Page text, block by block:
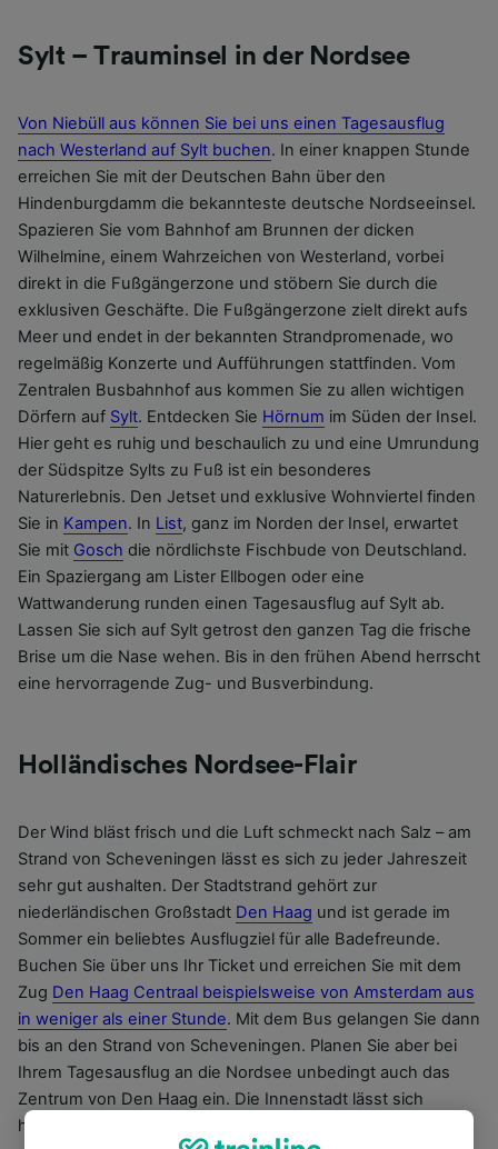
Sylt – Trauminsel in der Nordsee
Von Niebüll aus können Sie bei uns einen Tagesausflug
nach Westerland auf Sylt buchen. In einer knappen Stunde
erreichen Sie mit der Deutschen Bahn über den
Hindenburgdamm die bekannteste deutsche Nordseeinsel.
Spazieren Sie vom Bahnhof am Brunnen der dicken
Wilhelmine, einem Wahrzeichen von Westerland, vorbei
direkt in die Fußgängerzone und stöbern Sie durch die
exklusiven Geschäfte. Die Fußgängerzone zielt direkt aufs
Meer und endet in der bekannten Strandpromenade, wo
regelmäßig Konzerte und Aufführungen stattfinden. Vom
Zentralen Busbahnhof aus kommen Sie zu allen wichtigen
Dörfern auf Sylt. Entdecken Sie Hörnum im Süden der Insel.
Hier geht es ruhig und beschaulich zu und eine Umrundung
der Südspitze Sylts zu Fuß ist ein besonderes
Naturerlebnis. Den Jetset und exklusive Wohnviertel finden
Sie in Kampen. In List, ganz im Norden der Insel, erwartet
Sie mit Gosch die nördlichste Fischbude von Deutschland.
Ein Spaziergang am Lister Ellbogen oder eine
Wattwanderung runden einen Tagesausflug auf Sylt ab.
Lassen Sie sich auf Sylt getrost den ganzen Tag die frische
Brise um die Nase wehen. Bis in den frühen Abend herrscht
eine hervorragende Zug- und Busverbindung.
Holländisches Nordsee-Flair
Der Wind bläst frisch und die Luft schmeckt nach Salz – am
Strand von Scheveningen lässt es sich zu jeder Jahreszeit
sehr gut aushalten. Der Stadtstrand gehört zur
niederländischen Großstadt Den Haag und ist gerade im
Sommer ein beliebtes Ausflugziel für alle Badefreunde.
Buchen Sie über uns Ihr Ticket und erreichen Sie mit dem
Zug Den Haag Centraal beispielsweise von Amsterdam aus
in weniger als einer Stunde. Mit dem Bus gelangen Sie dann
bis an den Strand von Scheveningen. Planen Sie aber bei
Ihrem Tagesausflug an die Nordsee unbedingt auch das
Zentrum von Den Haag ein. Die Innenstadt lässt sich
hervorragend vom Wasser aus mit einer Bootsfahrt durch